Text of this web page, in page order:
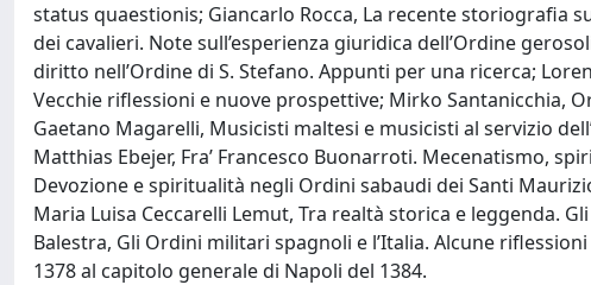
status quaestionis; Giancarlo Rocca, La recente storiografia
dei cavalieri. Note sull’esperienza giuridica dell’Ordine
diritto nell’Ordine di S. Stefano. Appunti per una ricerca;
Vecchie riflessioni e nuove prospettive; Mirko Santanicchia,
Gaetano Magarelli, Musicisti maltesi e musicisti al servizio
Matthias Ebejer, Fra’ Francesco Buonarroti. Mecenatismo,
Devozione e spiritualità negli Ordini sabaudi dei Santi
Maria Luisa Ceccarelli Lemut, Tra realtà storica e leggenda.
Balestra, Gli Ordini militari spagnoli e l’Italia. Alcune
1378 al capitolo generale di Napoli del 1384.